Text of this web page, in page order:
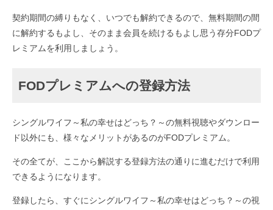
契約期間の縛りもなく、いつでも解約できるので、無料期間の間
に解約するもよし、そのまま会員を続けるもよし思う存分FODプ
レミアムを利用しましょう。
FODプレミアムへの登録方法
シングルワイフ～私の幸せはどっち？～の無料視聴やダウンロー
ド以外にも、様々なメリットがあるのがFODプレミアム。
その全てが、ここから解説する登録方法の通りに進むだけで利用
できるようになります。
登録したら、すぐにシングルワイフ～私の幸せはどっち？～の視